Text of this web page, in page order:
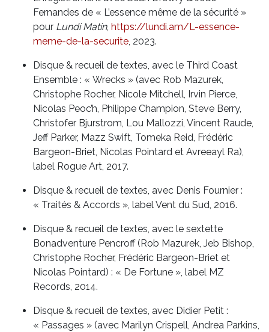
Fernandes de « L’essence même de la sécurité »
pour Lundi Matin, https://lundi.am/L-essence-
meme-de-la-securite, 2023.
Disque & recueil de textes, avec le Third Coast
Ensemble : « Wrecks » (avec Rob Mazurek,
Christophe Rocher, Nicole Mitchell, Irvin Pierce,
Nicolas Peoc’h, Philippe Champion, Steve Berry,
Christofer Bjurstrom, Lou Mallozzi, Vincent Raude,
Jeff Parker, Mazz Swift, Tomeka Reid, Frédéric
Bargeon-Briet, Nicolas Pointard et Avreeayl Ra),
label Rogue Art, 2017.
Disque & recueil de textes, avec Denis Fournier :
« Traités & Accords », label Vent du Sud, 2016.
Disque & recueil de textes, avec le sextette
Bonadventure Pencroff (Rob Mazurek, Jeb Bishop,
Christophe Rocher, Frédéric Bargeon-Briet et
Nicolas Pointard) : « De Fortune », label MZ
Records, 2014.
Disque & recueil de textes, avec Didier Petit :
« Passages » (avec Marilyn Crispell, Andrea Parkins,